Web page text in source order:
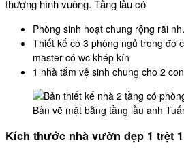
thượng hình vuông. Tầng lầu có
Phòng sinh hoạt chung rộng rãi
Thiết kế có 3 phòng ngủ trong đó
master có wc khép kín
1 nhà tắm vệ sinh chung cho 2
Bản vẽ mặt bằng tầng lầu anh
Kích thước nhà vườn đẹp 1 trệt